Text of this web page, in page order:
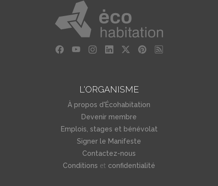
L'ORGANISME
À propos d'Écohabitation
Devenir membre
Emplois, stages et bénévolat
Signer le Manifeste
Contactez-nous
Conditions et confidentialité